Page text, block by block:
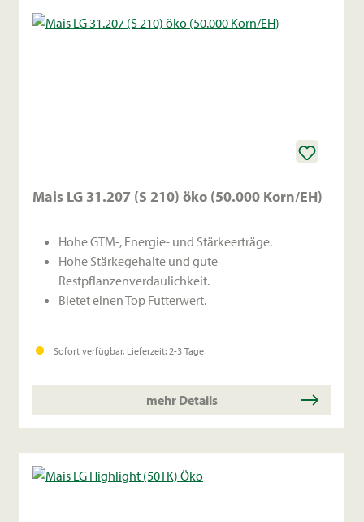
Mais LG 31.207 (S 210) öko (50.000 Korn/EH)
Hohe GTM-, Energie- und Stärkeerträge.
Hohe Stärkegehalte und gute
Restpflanzenverdaulichkeit.
Bietet einen Top Futterwert.
Sofort verfügbar, Lieferzeit: 2-3 Tage
mehr Details